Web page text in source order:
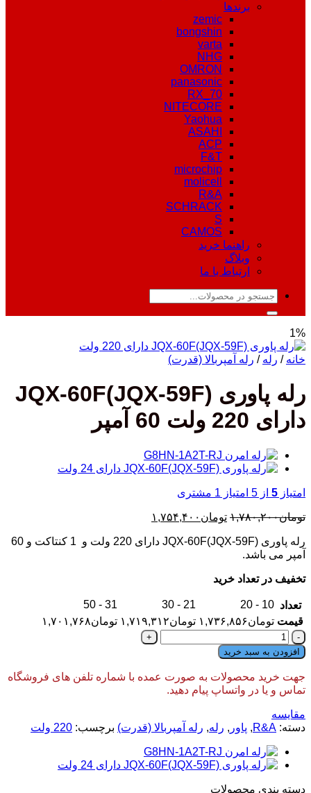
برندها
zemic
bongshin
varta
NHG
OMRON
panasonic
RX_70
NITECORE
Yaohua
ASAHI
ACP
F&T
microchip
molicell
R&A
SCHRACK
S
CAMOS
راهنما خرید
وبلاگ
ارتباط با ما
جستجو
1%
خانه / رله / رله آمپربالا (قدرت)
رله پاوری JQX-60F(JQX-59F)
دارای 220 ولت 60 آمپر
امتیاز 5 از 5 امتیاز 1 مشتری
تومان۱,۷۸۰,۲۰۰ قیمت
تومان۱,۷۸۰,۲۰۰
تومان ۱,۷۵۴,۴۰۰
تومان۱,۷۵۴,۴۰۰.
رله پاوری JQX-60F(JQX-59F) دارای 220 ولت و 1 کنتاکت و 60
آمپر می باشد.
تخفیف در تعداد خرید
تعداد 10 - 20
21 - 30
31 - 50
قیمت تومان۱,۷۳۶,۸۵۶ تومان۱,۷۱۹,۳۱۲ تومان۱,۷۰۱,۷۶۸
رله
پاوری
JQX-
60F(JQX-
59F)
دارای
220
ولت
آمپر
عدد
افزودن به سبد خرید
جهت خرید محصولات به صورت عمده با شماره تلفن های فروشگاه
تماس و یا در واتساپ پیام دهید.
مقایسه
دسته: R&A
, پاور , رله, رله آمپربالا (قدرت) برچسب: 220 ولت
دسته‌ بندی محصولات